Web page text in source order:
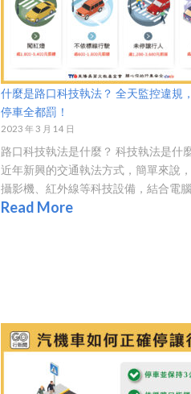
什麼是路口科技執法？ 全天監控違規
停車全都罰！
2023 年 3 月 14 日
路口科技執法是什麼？ 科技執法是什
近年新興的交通執法方式，簡單來說
攝影機、紅外線等科技設備，結合電
Read More